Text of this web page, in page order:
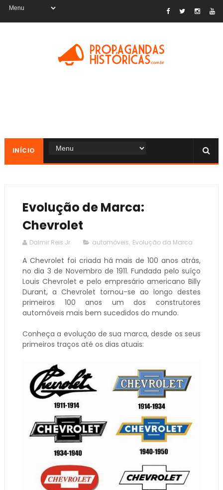
INÍCIO
Evolução de Marca:
Chevrolet
Dalmir Reis Jr. automóveis, Evolução da Marca
A Chevrolet foi criada há mais de 100 anos atrás,
no dia 3 de Novembro de 1911. Fundada pelo suíço
Louis Chevrolet e pelo empresário americano Billy
Durant, a Chevrolet tornou-se ao longo destes
primeiros 100 anos um dos construtores
automóveis mais bem sucedidos do mundo.
Conheça a evolução de sua marca, desde os seus
primeiros traços até os dias atuais: